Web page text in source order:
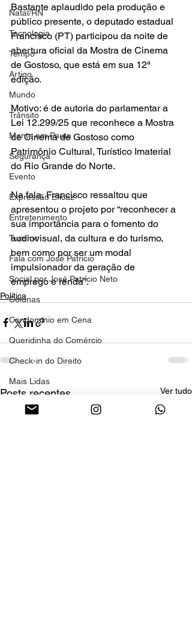
Natal/RN
Tecnologia
Tempo
Artigo
Mundo
Trânsito
Mente em Pauta
Segurança
Evento
Expressão Eficaz
Entretenimento
Turismo
Fala com José Patrício
Social por José Patrício Neto
Colunas
Condomínio em Cena
Queridinha do Comércio
Check-in do Direito
Mais Lidas
Bastante aplaudido pela produção e
público presente, o deputado estadual
Francisco (PT) participou da noite de
abertura oficial da Mostra de Cinema
de Gostoso, que está em sua 12ª
edição.
Motivo: é de autoria do parlamentar a
Lei 12.299/25 que reconhece a Mostra
de Cinema de Gostoso como
Patrimônio Cultural, Turístico Imaterial
do Rio Grande do Norte.
Na fala, Francisco ressaltou que
apresentou o projeto por “reconhecer a
sua importância para o fomento do
audiovisual, da cultura e do turismo,
bem como por ser um modal
impulsionador da geração de
emprego e renda”.
Política
Posts recentes Ver tudo